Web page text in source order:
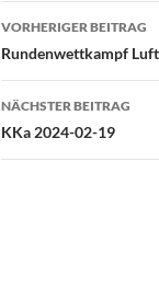
VORHERIGER BEITRAG
Rundenwettkampf
NÄCHSTER BEITRAG
KKa 2024-02-19